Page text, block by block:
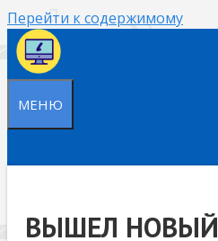
Перейти к содержимому
МЕНЮ
ВЫШЕЛ НОВЫЙ